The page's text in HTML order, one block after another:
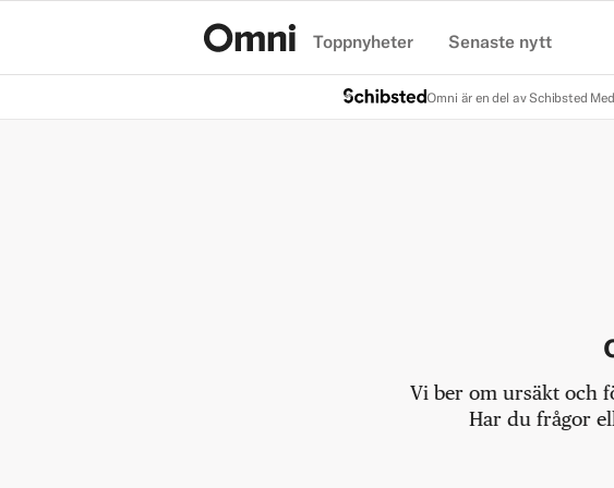
Toppnyheter Senaste nytt
Omni är en del av Schibsted
Vi ber om ursäkt och
Har du frågor